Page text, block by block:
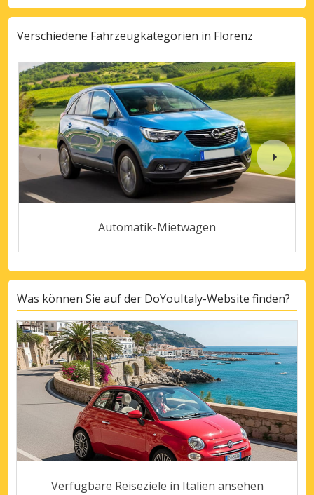
Verschiedene Fahrzeugkategorien in Florenz
Automatik-Mietwagen
Was können Sie auf der DoYouItaly-Website finden?
Verfügbare Reiseziele in Italien ansehen